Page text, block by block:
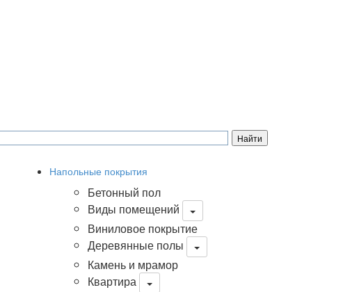
Напольные покрытия
Бетонный пол
Виды помещений
Виниловое покрытие
Деревянные полы
Камень и мрамор
Квартира